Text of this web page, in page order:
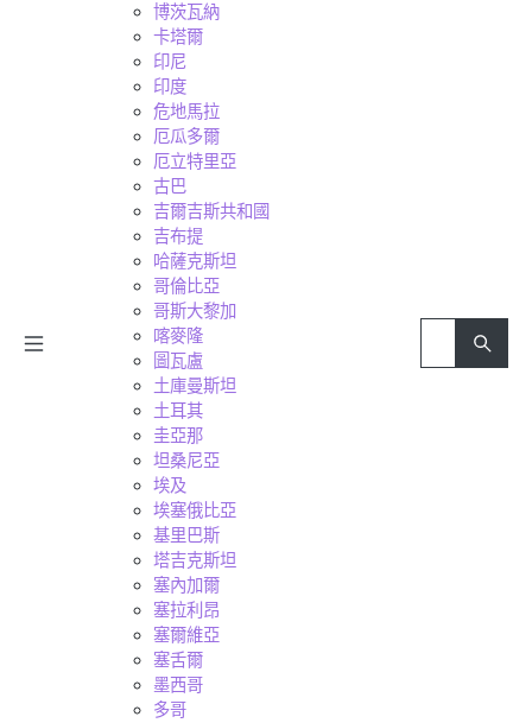
博茨瓦納
卡塔爾
印尼
印度
危地馬拉
厄瓜多爾
厄立特里亞
古巴
吉爾吉斯共和國
吉布提
哈薩克斯坦
哥倫比亞
哥斯大黎加
喀麥隆
圖瓦盧
土庫曼斯坦
土耳其
圭亞那
坦桑尼亞
埃及
埃塞俄比亞
基里巴斯
塔吉克斯坦
塞內加爾
塞拉利昂
塞爾維亞
塞舌爾
墨西哥
多哥